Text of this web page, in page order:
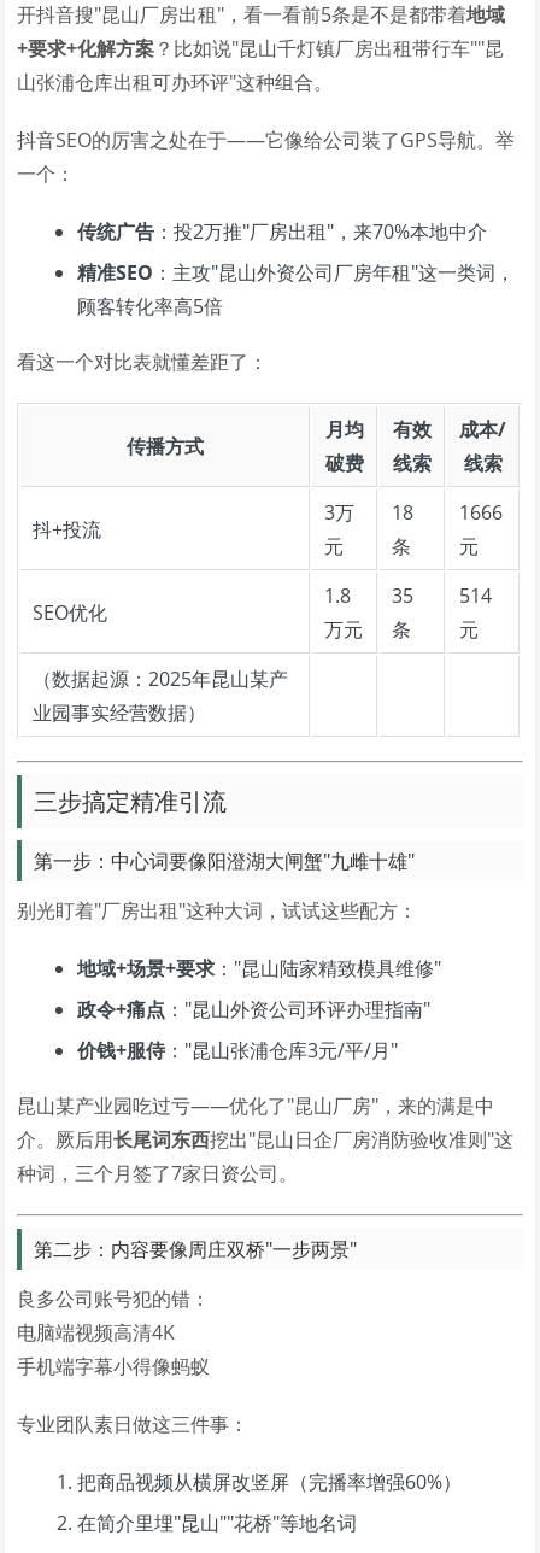
开抖音搜"昆山厂房出租"，看一看前5条是不是都带着地域
+要求+化解方案？比如说"昆山千灯镇厂房出租带行车""昆
山张浦仓库出租可办环评"这种组合。
抖音SEO的厉害之处在于——它像给公司装了GPS导航。举
一个：
传统广告 ：投2万推"厂房出租"，来70%本地中介
精准SEO ：主攻"昆山外资公司厂房年租"这一类词，
顾客转化率高5倍
看这一个对比表就懂差距了：
传播方式
月均
破费
有效
线索
成本/
线索
抖+投流
3万
元
18
条
1666
元
SEO优化
1.8
万元
35
条
514
元
（数据起源：2025年昆山某产
业园事实经营数据）
三步搞定精准引流
第一步：中心词要像阳澄湖大闸蟹"九雌十雄"
别光盯着"厂房出租"这种大词，试试这些配方：
地域+场景+要求 ："昆山陆家精致模具维修"
政令+痛点 ："昆山外资公司环评办理指南"
价钱+服侍："昆山张浦仓库3元/平/月"
昆山某产业园吃过亏——优化了"昆山厂房"，来的满是中
介。厥后用长尾词东西挖出"昆山日企厂房消防验收准则"这
种词，三个月签了7家日资公司。
第二步：内容要像周庄双桥"一步两景"
良多公司账号犯的错：
电脑端视频高清4K
手机端字幕小得像蚂蚁
专业团队素日做这三件事：
把商品视频从横屏改竖屏（完播率增强60%）
在简介里埋"昆山""花桥"等地名词